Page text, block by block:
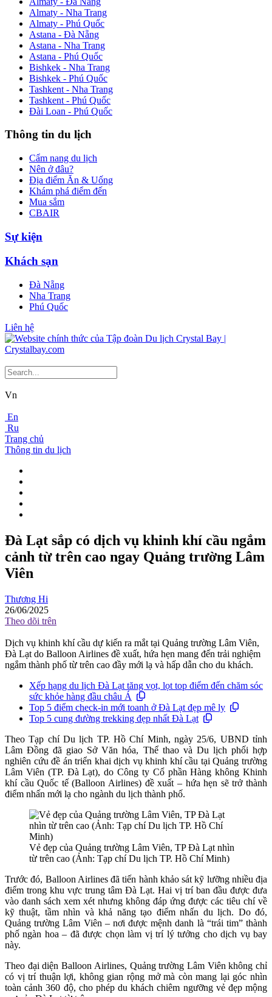
Almaty - Nha Trang
Almaty - Phú Quốc
Astana - Đà Nẵng
Astana - Nha Trang
Astana - Phú Quốc
Bishkek - Nha Trang
Bishkek - Phú Quốc
Tashkent - Nha Trang
Tashkent - Phú Quốc
Đài Loan - Phú Quốc
Thông tin du lịch
Cẩm nang du lịch
Nên ở đâu?
Địa điểm Ăn & Uống
Khám phá điểm đến
Mua sắm
CBAIR
Sự kiện
Khách sạn
Đà Nẵng
Nha Trang
Phú Quốc
Liên hệ
Vn
En
Ru
Trang chủ
Thông tin du lịch
Đà Lạt sắp có dịch vụ khinh khí cầu ngắm
cảnh từ trên cao ngay Quảng trường Lâm
Viên
Thương Hi
26/06/2025
Theo dõi trên
Dịch vụ khinh khí cầu dự kiến ra mắt tại Quảng trường Lâm Viên,
Đà Lạt do Balloon Airlines đề xuất, hứa hẹn mang đến trải nghiệm
ngắm thành phố từ trên cao đầy mới lạ và hấp dẫn cho du khách.
Xếp hạng du lịch Đà Lạt tăng vọt, lọt top điểm đến chăm sóc
sức khỏe hàng đầu châu Á
Top 5 điểm check-in mới toanh ở Đà Lạt đẹp mê ly
Top 5 cung đường trekking đẹp nhất Đà Lạt
Theo Tạp chí Du lịch TP. Hồ Chí Minh, ngày 25/6, UBND tỉnh
Lâm Đồng đã giao Sở Văn hóa, Thể thao và Du lịch phối hợp
nghiên cứu đề án triển khai dịch vụ khinh khí cầu tại Quảng trường
Lâm Viên (TP. Đà Lạt), do Công ty Cổ phần Hàng không Khinh
khí cầu Quốc tế (Balloon Airlines) đề xuất – hứa hẹn sẽ trở thành
điểm nhấn mới lạ cho ngành du lịch thành phố.
Vẻ đẹp của Quảng trường Lâm Viên, TP Đà Lạt nhìn
từ trên cao (Ảnh: Tạp chí Du lịch TP. Hồ Chí Minh)
Trước đó, Balloon Airlines đã tiến hành khảo sát kỹ lưỡng nhiều địa
điểm trong khu vực trung tâm Đà Lạt. Hai vị trí ban đầu được đưa
vào danh sách xem xét nhưng không đáp ứng được các tiêu chí về
kỹ thuật, tầm nhìn và khả năng tạo điểm nhấn du lịch. Do đó,
Quảng trường Lâm Viên – nơi được mệnh danh là “trái tim” thành
phố ngàn hoa – đã được chọn làm vị trí lý tưởng cho dịch vụ bay
này.
Theo đại diện Balloon Airlines, Quảng trường Lâm Viên không chỉ
có vị trí thuận lợi, không gian rộng mở mà còn mang lại góc nhìn
toàn cảnh 360 độ, cho phép du khách chiêm ngưỡng vẻ đẹp mộng